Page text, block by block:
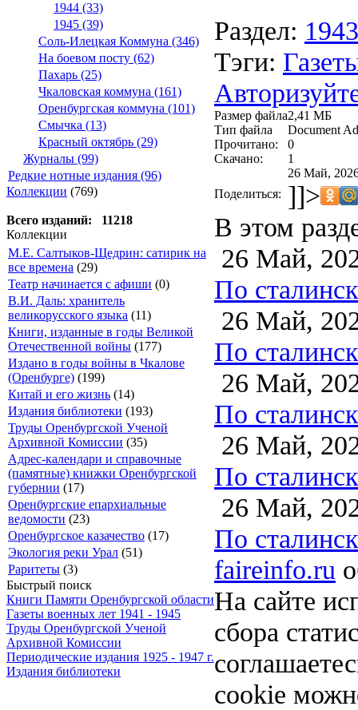
1944 (33)
1945 (39)
Соль-Илецкая Коммуна (346)
На боевом посту (62)
Пахарь (25)
Чкаловская коммуна (161)
Оренбургская коммуна (101)
Смычка (13)
Красный октябрь (29)
Журналы (99)
Редкие нотные издания (96)
Коллекции (769)
Всего изданий: 11218
Коллекции
М.Е. Салтыков-Щедрин: сатирик на
все времена (29)
Театр начинается с афиши (0)
В.И. Даль: хранитель
великорусского языка (11)
Книги, изданные в годы Великой
Отечественной войны (177)
Издано в годы войны в Чкалове
(Оренбурге) (199)
Китай и его жизнь (14)
Издания библиотеки (193)
Труды Оренбургской Ученой
Архивной Комиссии (35)
Адрес-календари и справочные
(памятные) книжки Оренбургской
губернии (17)
Оренбургские епархиальные
ведомости (23)
Оренбургское казачество (17)
Экология реки Урал (51)
Раритеты (3)
Быстрый поиск
Книги Памяти Оренбургской области
Газеты военных лет 1941 - 1945
Труды Оренбургской Ученой
Архивной Комиссии
Периодические издания 1925 - 1947 г.
Издания библиотеки
Раздел: 1943
Тэги:
Размер файла2,41 МБ
Тип файла
Document
Прочитано:
0
Скачано:
1
26 Май,
Поделиться: ]]>
В этом
26 Май,
По
26 Май,
По
26 Май,
По
26 Май,
По
26 Май,
По
faireinfo.ru
На сайте
сбора
cookie